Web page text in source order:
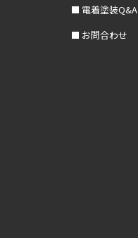
電着塗装Q&A
お問合わせ